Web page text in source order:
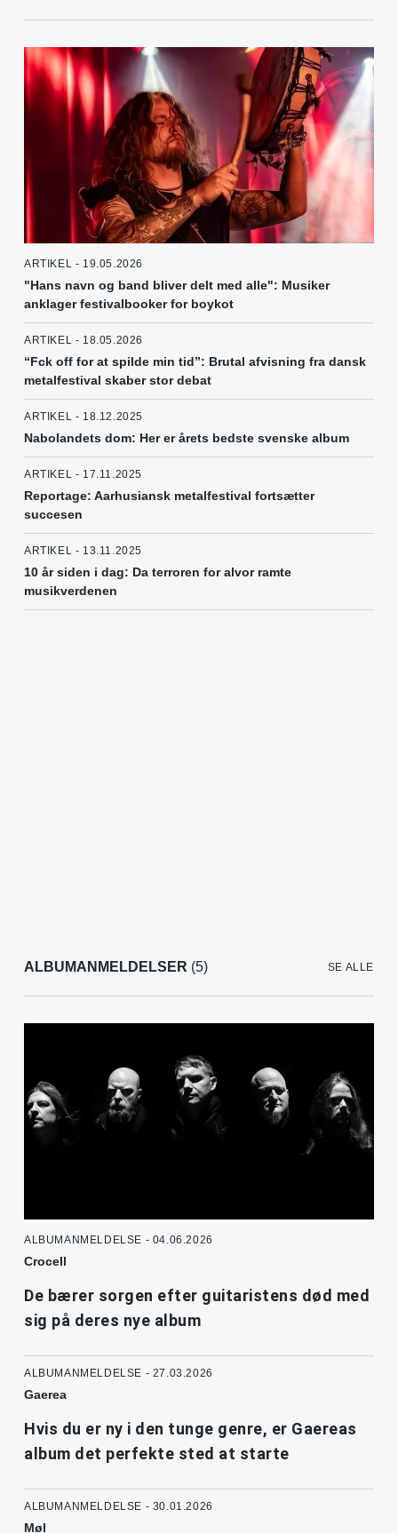
ARTIKEL - 19.05.2026
"Hans navn og band bliver delt med alle": Musiker
anklager festivalbooker for boykot
ARTIKEL - 18.05.2026
“Fck off for at spilde min tid”: Brutal afvisning fra dansk
metalfestival skaber stor debat
ARTIKEL - 18.12.2025
Nabolandets dom: Her er årets bedste svenske album
ARTIKEL - 17.11.2025
Reportage: Aarhusiansk metalfestival fortsætter
succesen
ARTIKEL - 13.11.2025
10 år siden i dag: Da terroren for alvor ramte
musikverdenen
ALBUMANMELDELSER (5) SE ALLE
ALBUMANMELDELSE - 04.06.2026
Crocell
De bærer sorgen efter guitaristens død med
sig på deres nye album
ALBUMANMELDELSE - 27.03.2026
Gaerea
Hvis du er ny i den tunge genre, er Gaereas
album det perfekte sted at starte
ALBUMANMELDELSE - 30.01.2026
Møl